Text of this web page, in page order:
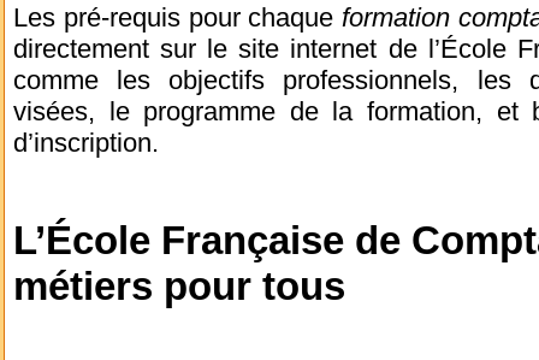
Les pré-requis pour chaque formation
directement sur le site internet de l’École
comme les objectifs professionnels, les
visées, le programme de la formation, et
d’inscription.
L’École Française de
métiers pour tous